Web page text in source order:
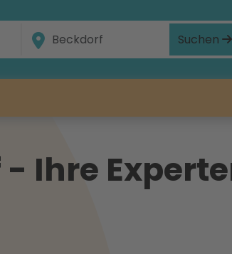
Suchen
Ihre